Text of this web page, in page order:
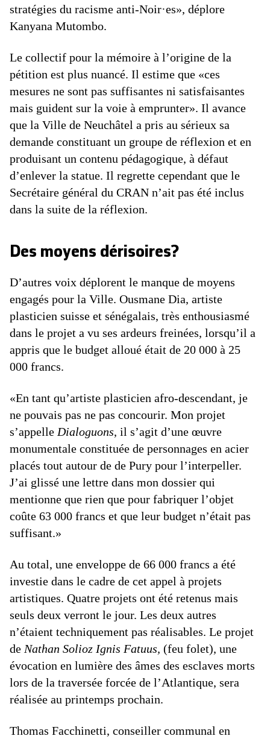
stratégies du racisme anti-Noir·es», déplore
Kanyana Mutombo.
Le collectif pour la mémoire à l’origine de la
pétition est plus nuancé. Il estime que «ces
mesures ne sont pas suffisantes ni satisfaisantes
mais guident sur la voie à emprunter». Il avance
que la Ville de Neuchâtel a pris au sérieux sa
demande constituant un groupe de réflexion et en
produisant un contenu pédagogique, à défaut
d’enlever la statue. Il regrette cependant que le
Secrétaire général du CRAN n’ait pas été inclus
dans la suite de la réflexion.
Des moyens dérisoires?
D’autres voix déplorent le manque de moyens
engagés pour la Ville. Ousmane Dia, artiste
plasticien suisse et sénégalais, très enthousiasmé
dans le projet a vu ses ardeurs freinées, lorsqu’il a
appris que le budget alloué était de 20 000 à 25
000 francs.
«En tant qu’artiste plasticien afro-descendant, je
ne pouvais pas ne pas concourir. Mon projet
s’appelle Dialoguons, il s’agit d’une œuvre
monumentale constituée de personnages en acier
placés tout autour de de Pury pour l’interpeller.
J’ai glissé une lettre dans mon dossier qui
mentionne que rien que pour fabriquer l’objet
coûte 63 000 francs et que leur budget n’était pas
suffisant.»
Au total, une enveloppe de 66 000 francs a été
investie dans le cadre de cet appel à projets
artistiques. Quatre projets ont été retenus mais
seuls deux verront le jour. Les deux autres
n’étaient techniquement pas réalisables. Le projet
de Nathan Solioz Ignis Fatuus, (feu folet), une
évocation en lumière des âmes des esclaves morts
lors de la traversée forcée de l’Atlantique, sera
réalisée au printemps prochain.
Thomas Facchinetti, conseiller communal en